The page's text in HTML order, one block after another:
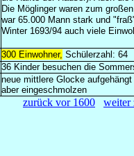
Die Möglinger waren zum
war 65.000 Mann stark und
Winter 1693/94 auch viele
300 Einwohner, Schülerzahl: 64
36 Kinder besuchen die
neue mittlere Glocke
aber eingeschmolzen
zurück vor 1600 weiter